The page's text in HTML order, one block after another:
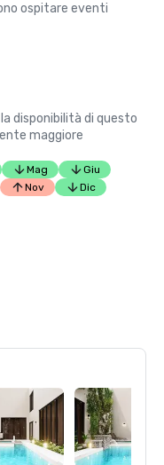
ospitare eventi
disponibilità di questo
maggiore
Mag
Giu
Nov Dic